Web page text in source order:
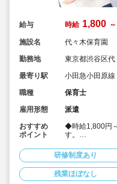
給与 時給 1,800 ～
施設名
代々木保育園
勤務地
東京都渋谷区
最寄り駅
小田急小田原
職種
保育士
雇用形態
派遣
おすすめ
ポイント
◆時給1,800円
す。
◆南新宿駅(小
初台駅(京王新
◆優しい園長、
ちにしています
研修制度あり
残業ほぼなし